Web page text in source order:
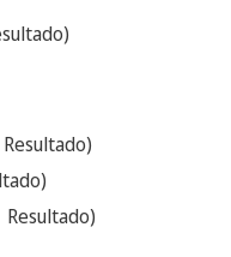
)
Resultado)
)
Resultado)